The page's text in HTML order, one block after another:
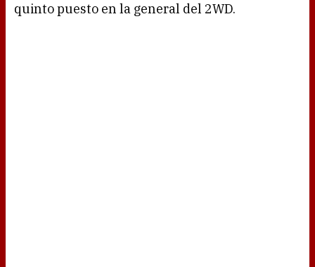
quinto puesto en la general del 2WD.